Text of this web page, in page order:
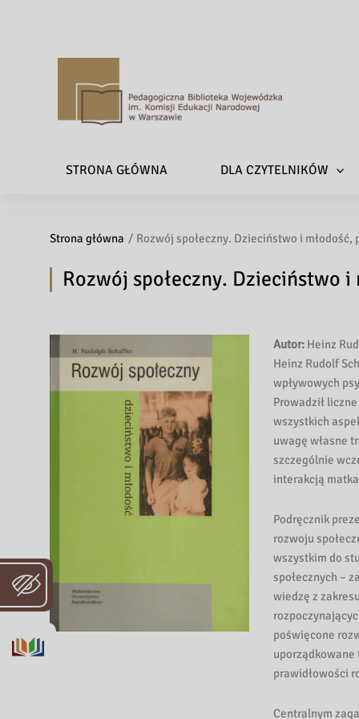
a
g
i
z
B
i
b
l
i
o
t
e
a
W
o
j
e
w
ó
d
z
STRONA GŁÓWNA DLA CZYTELNIKÓW
Strona główna Rozwój społeczny. Dzieciństwo i
Rozwój społeczny. Dzieciństwo
Autor: Heinz
Heinz Rudolf
wpływowych
Prowadził
wszystkich
uwagę własne
szczególnie
interakcją
Podręcznik
rozwoju
wszystkim do
społecznych –
wiedzę z
poświęcone
prawidłowości
Centralnym